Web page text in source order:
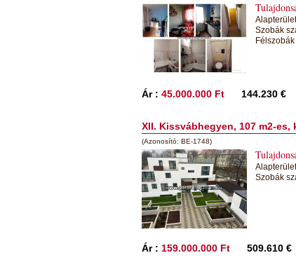
Szobák
Ár : 45.000.000 Ft 144.230 €
XII. Kissvábhegyen, 107 m2-
(Azonosító: BE-1748)
Szobák
Ár : 159.000.000 Ft 509.610 €